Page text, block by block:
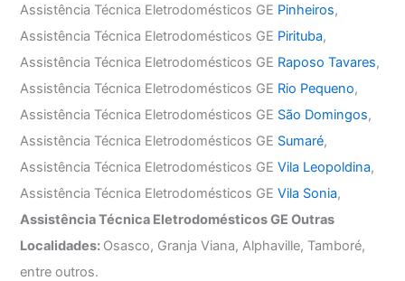
Assistência Técnica Eletrodomésticos GE Pinheiros,
Assistência Técnica Eletrodomésticos GE Pirituba,
Assistência Técnica Eletrodomésticos GE Raposo Tavares,
Assistência Técnica Eletrodomésticos GE Rio Pequeno,
Assistência Técnica Eletrodomésticos GE São Domingos,
Assistência Técnica Eletrodomésticos GE Sumaré,
Assistência Técnica Eletrodomésticos GEVila Leopoldina,
Assistência Técnica Eletrodomésticos GEVila Sonia,
Assistência Técnica Eletrodomésticos GE Outras
Localidades: Osasco, Granja Viana, Alphaville, Tamboré,
entre outros.